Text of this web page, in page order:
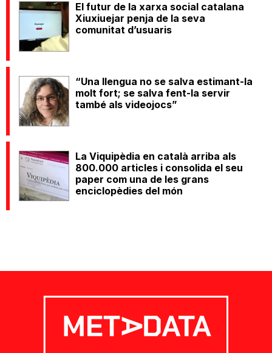
El futur de la xarxa social catalana
Xiuxiuejar penja de la seva
comunitat d’usuaris
“Una llengua no se salva estimant-la
molt fort; se salva fent-la servir
també als videojocs”
La Viquipèdia en català arriba als
800.000 articles i consolida el seu
paper com una de les grans
enciclopèdies del món